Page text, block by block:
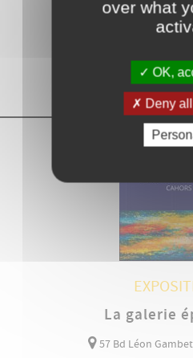
118 Rue Maréchal
14
MAI 2026 >
La galerie
57 Bd Léon
over what
OK,
Deny